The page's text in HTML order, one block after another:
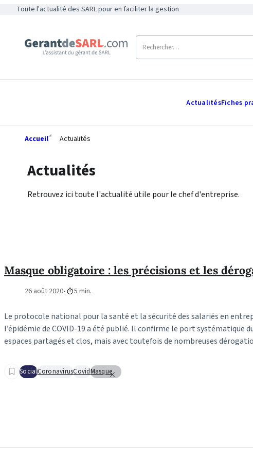
Toute l'actualité des SARL pour en faciliter la gestion
ActualitésFiches
Accueil Actualités
Actualités
Retrouvez ici toute l'actualité utile pour le chef d'entreprise.
Masque obligatoire : les précisions et les
26 août 2020 5 min.
Le protocole national pour la santé et la sécurité des salariés en
l’épidémie de COVID-19 a été publié. Il confirme le port systématique
espaces partagés et clos, mais avec toutefois de nombreuses
SocialCoronavirusCovidMasque